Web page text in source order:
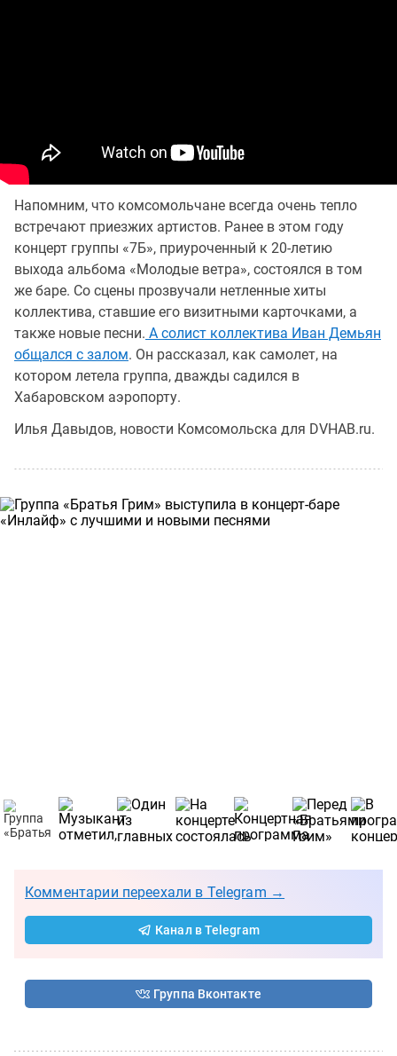
Напомним, что комсомольчане всегда очень тепло
встречают приезжих артистов. Ранее в этом году
концерт группы «7Б», приуроченный к 20-летию
выхода альбома «Молодые ветра», состоялся в том
же баре. Со сцены прозвучали нетленные хиты
коллектива, ставшие его визитными карточками, а
также новые песни. А солист коллектива Иван Демьян
общался с залом. Он рассказал, как самолет, на
котором летела группа, дважды садился в
Хабаровском аэропорту.
Илья Давыдов, новости Комсомольска для DVHAB.ru.
Комментарии переехали в Telegram →
Канал в Telegram
Группа Вконтакте